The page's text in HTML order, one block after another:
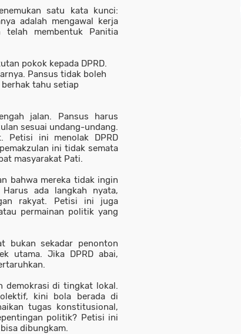
satu kata kunci:
adalah mengawal kerja
telah membentuk Panitia
pokok kepada DPRD.
Pansus tidak boleh
tahu setiap
jalan. Pansus harus
sesuai undang-undang.
Petisi ini menolak DPRD
ini tidak semata
masyarakat Pati.
bahwa mereka tidak ingin
ada langkah nyata,
rakyat. Petisi ini juga
permainan politik yang
bukan sekadar penonton
utama. Jika DPRD abai,
demokrasi di tingkat lokal.
kini bola berada di
tugas konstitusional,
politik? Petisi ini
dibungkam.